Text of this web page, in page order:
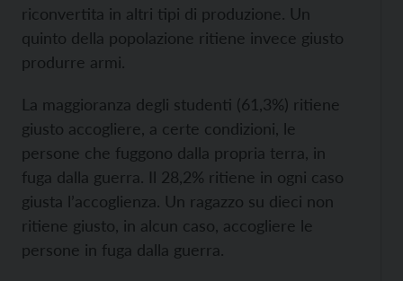
riconvertita in altri tipi di produzione. Un
quinto della popolazione ritiene invece giusto
produrre armi.
La maggioranza degli studenti (61,3%) ritiene
giusto accogliere, a certe condizioni, le
persone che fuggono dalla propria terra, in
fuga dalla guerra. Il 28,2% ritiene in ogni caso
giusta l’accoglienza. Un ragazzo su dieci non
ritiene giusto, in alcun caso, accogliere le
persone in fuga dalla guerra.